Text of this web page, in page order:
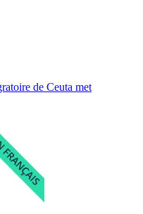
de Ceuta met